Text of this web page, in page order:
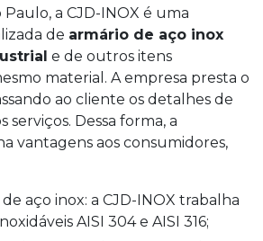
Paulo, a CJD-INOX é uma
de armário de aço inox
e de outros itens
material. A empresa presta o
ao cliente os detalhes de
serviços. Dessa forma, a
vantagens aos consumidores,
AISI 304 e AISI 316;